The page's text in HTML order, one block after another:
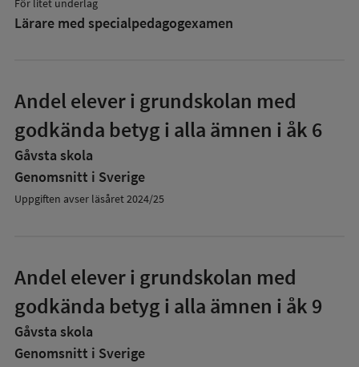
För litet underlag
Lärare med specialpedagog­examen
Andel elever i grundskolan med
godkända betyg i alla ämnen i åk 6
Gåvsta skola
Genomsnitt i Sverige
Uppgiften avser läsåret 2024/25
Andel elever i grundskolan med
godkända betyg i alla ämnen i åk 9
Gåvsta skola
Genomsnitt i Sverige